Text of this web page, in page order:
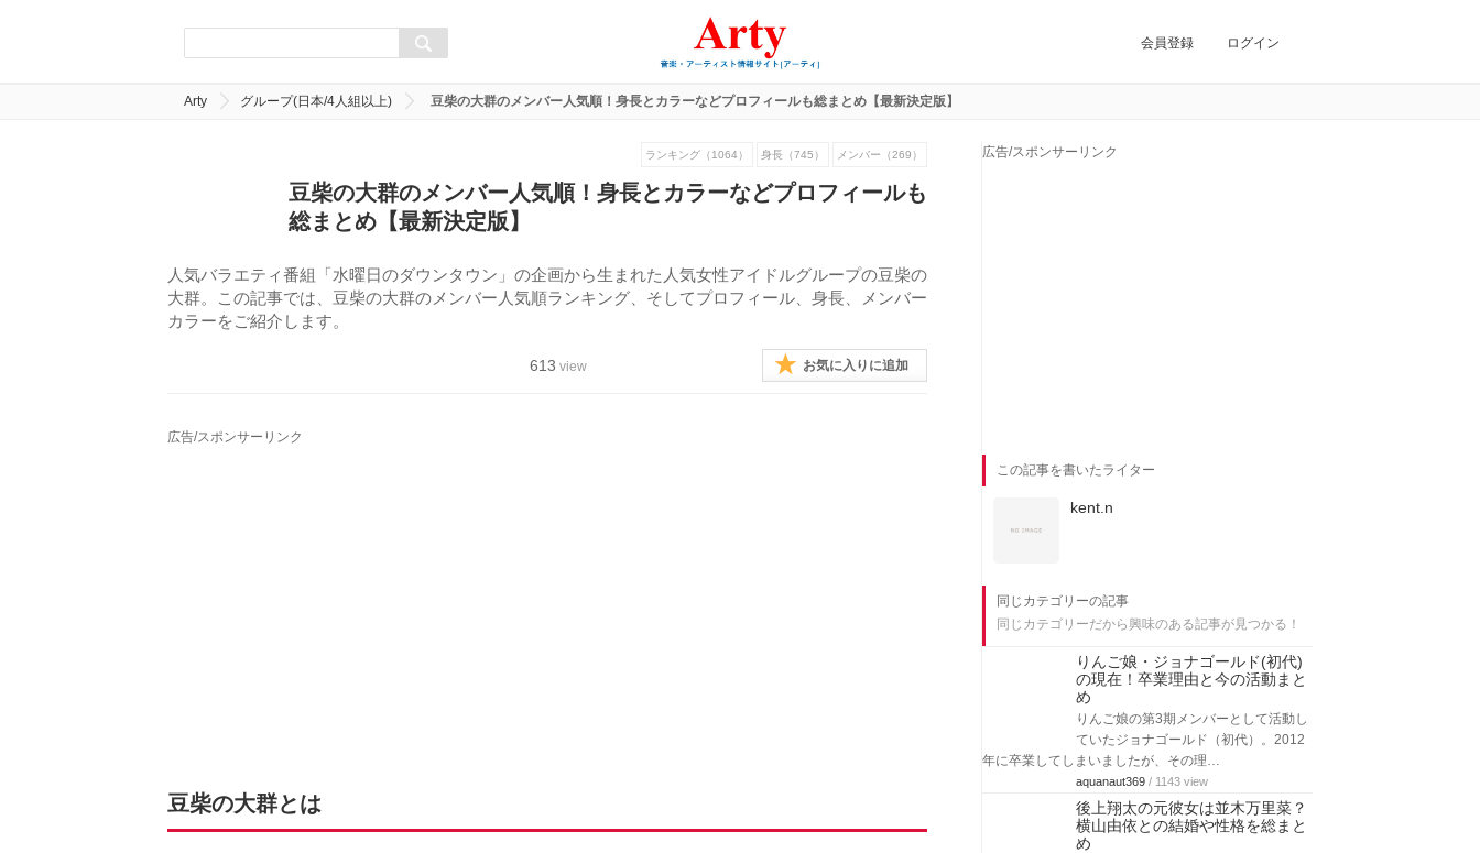
会員登録 ログイン
Arty グループ(日本/4人組以上) 豆柴の大群のメンバー人気順！身長とカラーなどプロフィールも総まとめ【最新決定版】
ランキング（1064） 身長（745） メンバー（269）
豆柴の大群のメンバー人気順！身長とカラーなどプロフィールも
総まとめ【最新決定版】
人気バラエティ番組「水曜日のダウンタウン」の企画から生まれた人気女性アイドルグループの豆柴の
大群。この記事では、豆柴の大群のメンバー人気順ランキング、そしてプロフィール、身長、メンバー
カラーをご紹介します。
613 view お気に入りに追加
広告/スポンサーリンク
豆柴の大群とは
広告/スポンサーリンク
この記事を書いたライター
kent.n
同じカテゴリーの記事
同じカテゴリーだから興味のある記事が見つかる！
りんご娘・ジョナゴールド(初代)
の現在！卒業理由と今の活動まと
め
りんご娘の第3期メンバーとして活動し
ていたジョナゴールド（初代）。2012
年に卒業してしまいましたが、その理…
aquanaut369 / 1143 view
後上翔太の元彼女は並木万里菜？
横山由依との結婚や性格を総まと
め